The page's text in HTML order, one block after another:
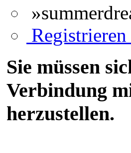
Sie müssen
Verbindung
herzustellen.